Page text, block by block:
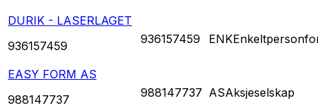
DURIK - LASERLAGET
936157459
936157459 ENK
EASY FORM AS
988147737
988147737 ASAksjeselskap